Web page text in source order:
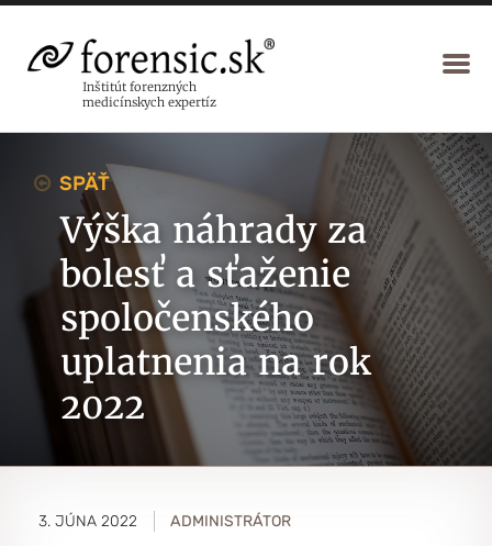
Inštitút forenzných
medicínskych expertíz
SPÄŤ
Výška náhrady za
bolesť a sťaženie
spoločenského
uplatnenia na rok
2022
3. JÚNA 2022 ADMINISTRÁTOR